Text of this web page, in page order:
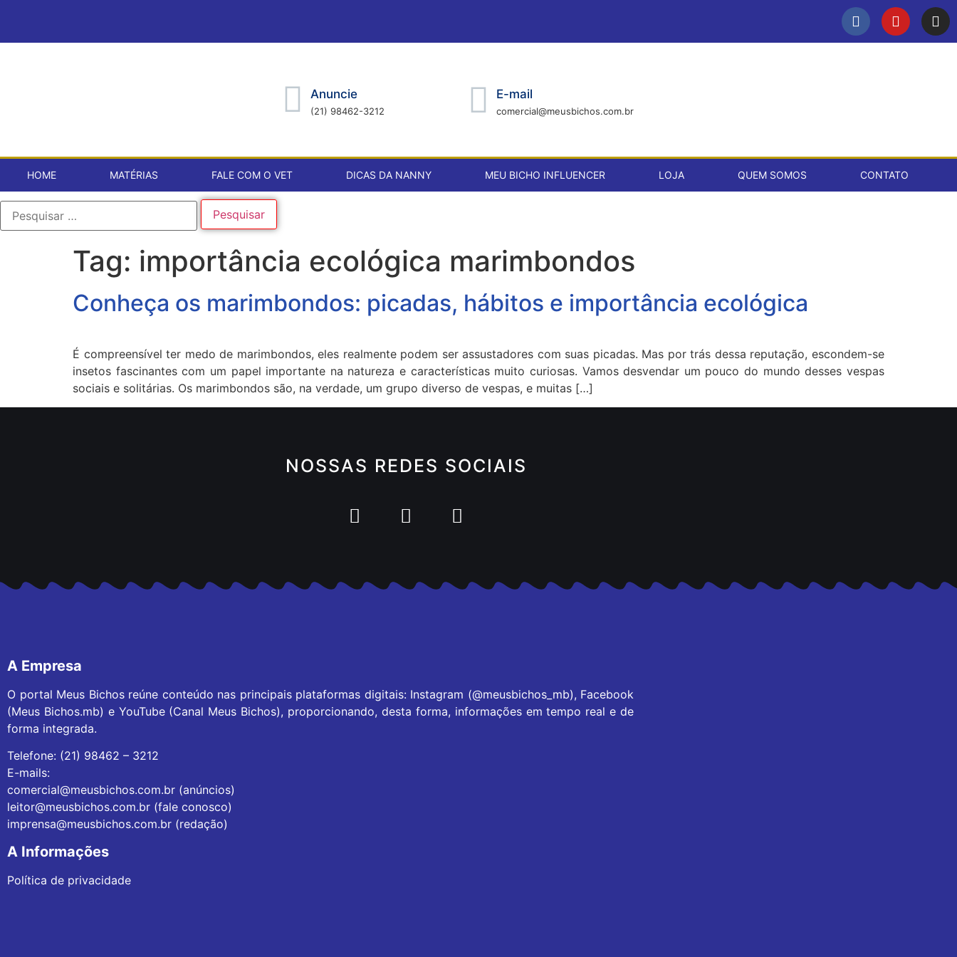
Anuncie
(21) 98462-3212
E-mail
comercial@meusbichos.com.br
HOME MATÉRIAS FALE COM O VET DICAS DA NANNY MEU BICHO INFLUENCER LOJA QUEM SOMOS CONTATO
Tag: importância ecológica marimbondos
Conheça os marimbondos: picadas, hábitos e importância ecológica
É compreensível ter medo de marimbondos, eles realmente podem ser assustadores com suas picadas. Mas por trás dessa reputação, escondem-se
insetos fascinantes com um papel importante na natureza e características muito curiosas. Vamos desvendar um pouco do mundo desses vespas
sociais e solitárias. Os marimbondos são, na verdade, um grupo diverso de vespas, e muitas […]
NOSSAS REDES SOCIAIS
A Empresa
O portal Meus Bichos reúne conteúdo nas principais plataformas digitais: Instagram (@meusbichos_mb), Facebook
(Meus Bichos.mb) e YouTube (Canal Meus Bichos), proporcionando, desta forma, informações em tempo real e de
forma integrada.
Telefone: (21) 98462 – 3212
E-mails:
comercial@meusbichos.com.br (anúncios)
leitor@meusbichos.com.br (fale conosco)
imprensa@meusbichos.com.br (redação)
A Informações
Política de privacidade